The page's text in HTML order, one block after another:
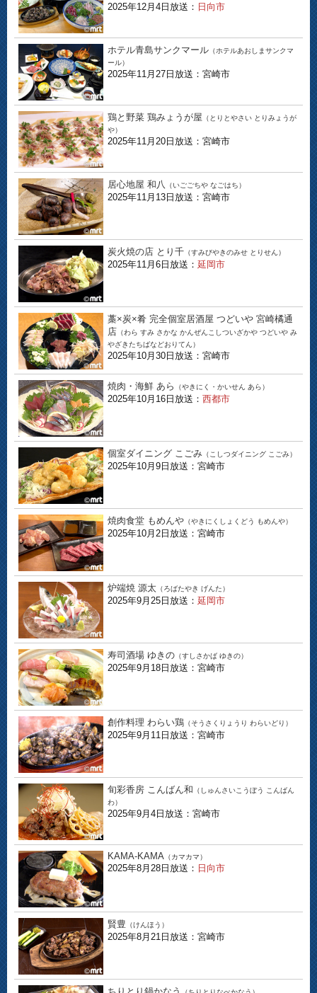
2025年12月4日放送： 日向市
ホテル青島サンクマール （ホテルあおしまサンクマ
ール）
2025年11月27日放送：宮崎市
鶏と野菜 鶏みょうが屋 （とりとやさい とりみょうが
や）
2025年11月20日放送：宮崎市
居心地屋 和八 （いごごちや なごはち）
2025年11月13日放送：宮崎市
炭火焼の店 とり千 （すみびやきのみせ とりせん）
2025年11月6日放送： 延岡市
藁×炭×肴 完全個室居酒屋 つどいや 宮崎橘通
店 （わら すみ さかな かんぜんこしついざかや つどいや み
やざきたちばなどおりてん）
2025年10月30日放送：宮崎市
焼肉・海鮮 あら （やきにく・かいせん あら）
2025年10月16日放送： 西都市
個室ダイニング こごみ （こしつダイニング こごみ）
2025年10月9日放送：宮崎市
焼肉食堂 もめんや （やきにくしょくどう もめんや）
2025年10月2日放送：宮崎市
炉端焼 源太 （ろばたやき げんた）
2025年9月25日放送： 延岡市
寿司酒場 ゆきの （すしさかば ゆきの）
2025年9月18日放送：宮崎市
創作料理 わらい鶏 （そうさくりょうり わらいどり）
2025年9月11日放送：宮崎市
旬彩香房 こんばん和 （しゅんさいこうぼう こんばん
わ）
2025年9月4日放送：宮崎市
KAMA-KAMA （カマカマ）
2025年8月28日放送： 日向市
賢豊 （けんほう）
2025年8月21日放送：宮崎市